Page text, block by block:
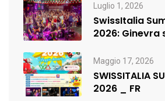
Luglio 1, 2026
SwissItalia
2026: Ginevra
Maggio 17, 2026
SWISSITALIA
2026 _ FR